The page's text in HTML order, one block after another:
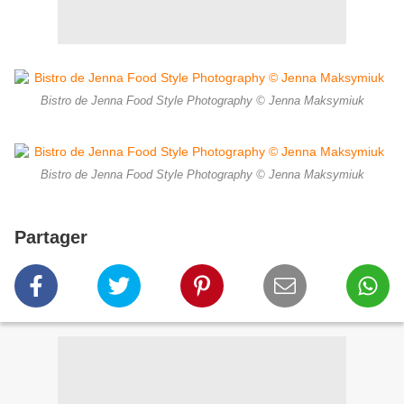
Bistro de Jenna Food Style Photography © Jenna Maksymiuk
Bistro de Jenna Food Style Photography © Jenna Maksymiuk
Partager